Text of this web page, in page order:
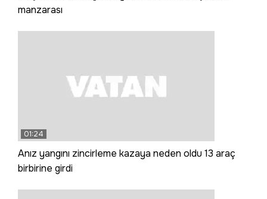
manzarası
01:24
Anız yangını zincirleme kazaya neden oldu 13 araç
birbirine girdi